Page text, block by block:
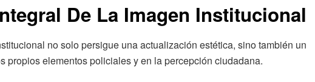
De La Imagen Institucional
no solo persigue una actualización estética, sino también un
propios elementos policiales y en la percepción ciudadana.